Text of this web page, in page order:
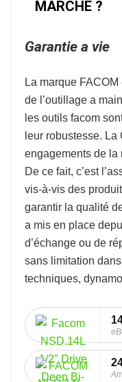
MARCHE ?
Garantie a vie
La marque FACOM
de l’outillage a
les outils facom
leur robustesse. La
engagements de la
De ce fait, c’est
vis-à-vis des
garantir la qualité
a mis en place
d’échange ou de
sans limitation
techniques,